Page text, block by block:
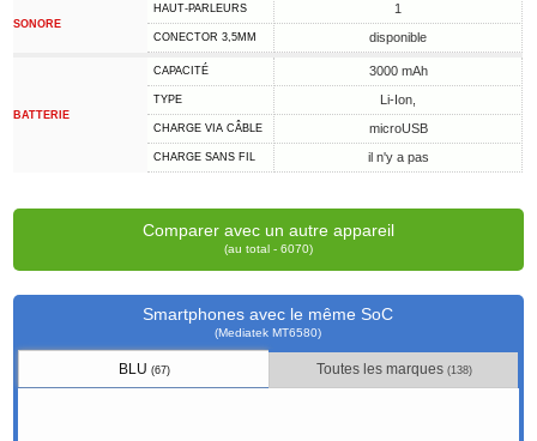
SONORE
HAUT-PARLEURS 1
CONECTOR 3,5MM disponible
BATTERIE
CAPACITÉ 3000 mAh
TYPE Li-Ion,
CHARGE VIA CÂBLE microUSB
CHARGE SANS FIL il n'y a pas
Comparer avec un autre appareil
(au total - 6070)
Smartphones avec le même SoC
(Mediatek MT6580)
BLU (67) Toutes les marques (138)